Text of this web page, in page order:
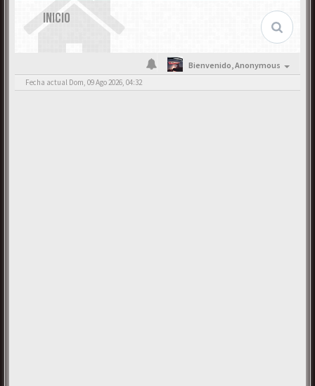
INICIO
Bienvenido,Anonymous
Fecha actual Dom, 09 Ago 2026, 04:32